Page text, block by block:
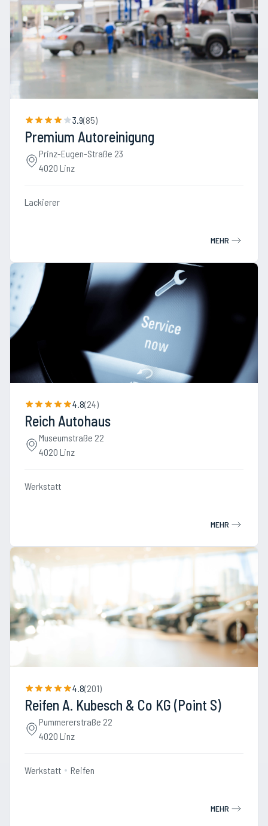
3.9(85)
Premium Autoreinigung
Prinz-Eugen-Straße 23
4020 Linz
Lackierer
MEHR
4.8(24)
Reich Autohaus
Museumstraße 22
4020 Linz
Werkstatt
MEHR
4.8(201)
Reifen A. Kubesch & Co KG (Point S)
Pummererstraße 22
4020 Linz
Werkstatt Reifen
MEHR